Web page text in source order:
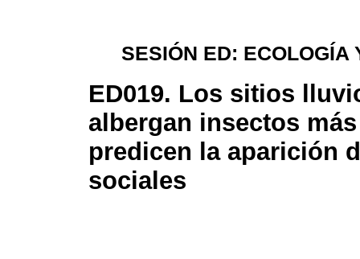
SESIÓN ED: ECOLOGÍA
ED019. Los sitios
albergan insectos
predicen la aparición
sociales